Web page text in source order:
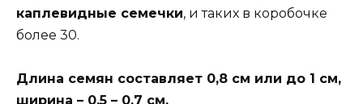
каплевидные семечки, и таких в коробочке
более 30.
Длина семян составляет 0,8 см или до 1 см,
ширина – 0,5 – 0,7 см.